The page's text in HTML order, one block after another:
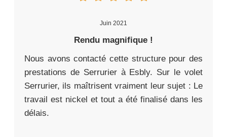
Juin 2021
Rendu magnifique !
Nous avons contacté cette structure pour des
prestations de Serrurier à Esbly. Sur le volet
Serrurier, ils maîtrisent vraiment leur sujet : Le
travail est nickel et tout a été finalisé dans les
délais.